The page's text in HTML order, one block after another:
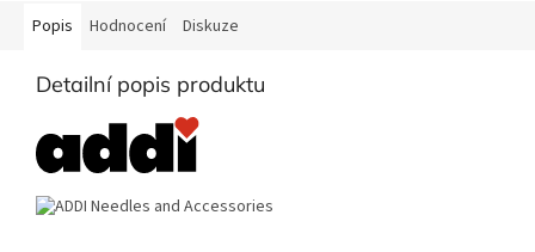
Popis Hodnocení Diskuze
Detailní popis produktu